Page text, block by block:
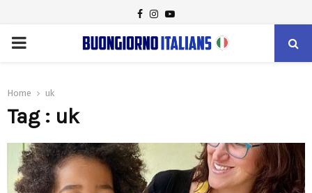
FACEBOOK
INSTAGRAM
YOUTUBE
PRIMARY
Home uk
Tag : uk